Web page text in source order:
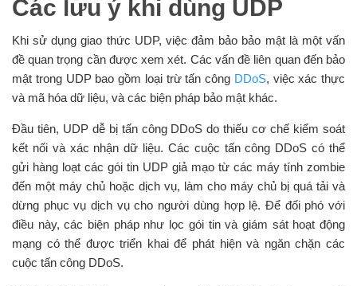
Các lưu ý khi dùng UDP
Khi sử dụng giao thức UDP, việc đảm bảo bảo mật là một vấn
đề quan trọng cần được xem xét. Các vấn đề liên quan đến bảo
mật trong UDP bao gồm loại trừ tấn công DDoS, việc xác thực
và mã hóa dữ liệu, và các biện pháp bảo mật khác.
Đầu tiên, UDP dễ bị tấn công DDoS do thiếu cơ chế kiểm soát
kết nối và xác nhận dữ liệu. Các cuộc tấn công DDoS có thể
gửi hàng loạt các gói tin UDP giả mạo từ các máy tính zombie
đến một máy chủ hoặc dịch vụ, làm cho máy chủ bị quá tải và
dừng phục vụ dịch vụ cho người dùng hợp lệ. Để đối phó với
điều này, các biện pháp như lọc gói tin và giám sát hoạt động
mạng có thể được triển khai để phát hiện và ngăn chặn các
cuộc tấn công DDoS.